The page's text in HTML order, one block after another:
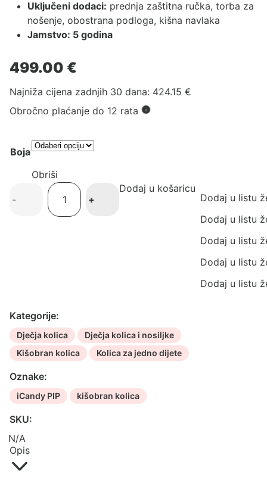
Uključeni dodaci: prednja zaštitna ručka, torba za
nošenje, obostrana podloga, kišna navlaka
Jamstvo: 5 godina
499.00 €
Najniža cijena zadnjih 30 dana: 424.15 €
Obročno plaćanje do 12 rata
Boja
Obriši
PIP
- +
Dodaj u košaricu
Dodaj u listu
Dodaj u listu
Dodaj u listu
Dodaj u listu
Dodaj u listu
Kategorije:
Dječja kolica
Dječja kolica i nosiljke
Kišobran kolica
Kolica za jedno dijete
Oznake:
iCandy PIP kišobran kolica
SKU:
N/A
Opis